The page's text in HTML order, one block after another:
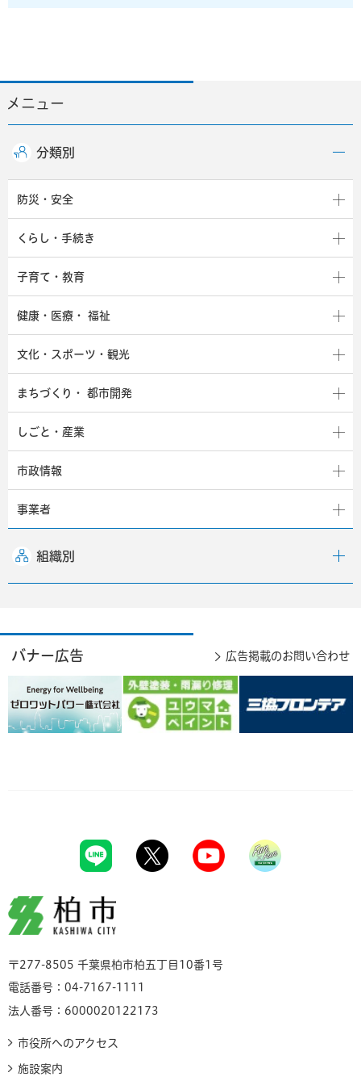
メニュー
分類別
防災・安全
くらし・手続き
子育て・教育
健康・医療・ 福祉
文化・スポーツ・観光
まちづくり・ 都市開発
しごと・産業
市政情報
事業者
組織別
バナー広告 広告掲載のお問い合わせ
柏市
〒277-8505 千葉県柏市柏五丁目10番1号
電話番号：04-7167-1111
法人番号：6000020122173
市役所へのアクセス
施設案内